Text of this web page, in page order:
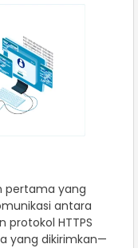
pertama yang
antara
protokol HTTPS
yang dikirimkan—